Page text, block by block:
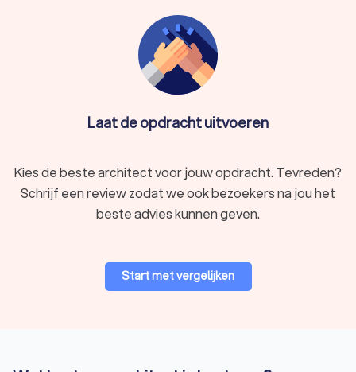
Laat de opdracht uitvoeren
Kies de beste architect voor jouw opdracht. Tevreden?
Schrijf een review zodat we ook bezoekers na jou het
beste advies kunnen geven.
Start met vergelijken